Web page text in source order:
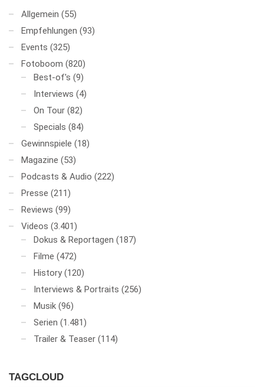
Allgemein (55)
Empfehlungen (93)
Events (325)
Fotoboom (820)
Best-of's (9)
Interviews (4)
On Tour (82)
Specials (84)
Gewinnspiele (18)
Magazine (53)
Podcasts & Audio (222)
Presse (211)
Reviews (99)
Videos (3.401)
Dokus & Reportagen (187)
Filme (472)
History (120)
Interviews & Portraits (256)
Musik (96)
Serien (1.481)
Trailer & Teaser (114)
TAGCLOUD